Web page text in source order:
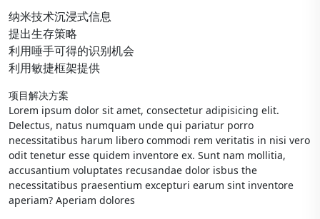
纳米技术沉浸式信息
提出生存策略
利用唾手可得的识别机会
利用敏捷框架提供
项目解决方案
Lorem ipsum dolor sit amet, consectetur adipisicing elit.
Delectus, natus numquam unde qui pariatur porro
necessitatibus harum libero commodi rem veritatis in nisi vero
odit tenetur esse quidem inventore ex. Sunt nam mollitia,
accusantium voluptates recusandae dolor isbus the
necessitatibus praesentium excepturi earum sint inventore
aperiam? Aperiam dolores